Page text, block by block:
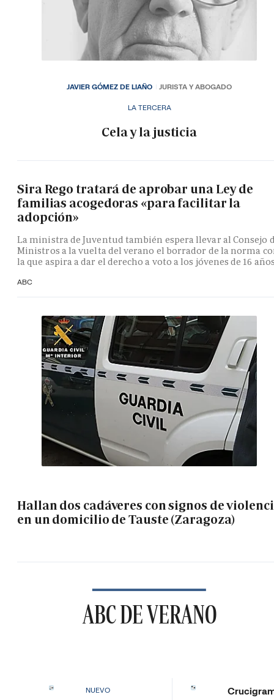
LA TERCERA
Cela y la justicia
JAVIER GÓMEZ DE LIAÑO JURISTA Y ABOGADO
Sira Rego tratará de aprobar una Ley de
familias acogedoras «para facilitar la
adopción»
La ministra de Juventud también espera llevar al Consejo
Ministros a la vuelta del verano el borrador de la norma
la que aspira a dar el derecho a voto a los jóvenes de 16
ABC
Hallan dos cadáveres con signos de
en un domicilio de Tauste (Zaragoza)
ABC DE VERANO
NUEVO